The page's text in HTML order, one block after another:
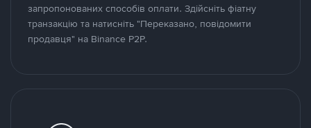
запропонованих способів оплати. Здійсніть фіатну
транзакцію та натисніть "Переказано, повідомити
продавця" на Binance P2P.